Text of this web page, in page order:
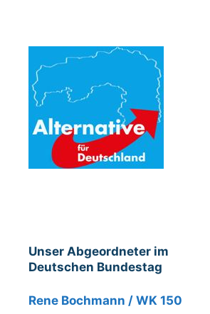
Unser Abgeordneter im
Deutschen Bundestag
Rene Bochmann / WK 150